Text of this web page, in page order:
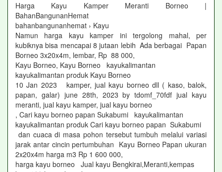
Harga Kayu Kamper Meranti Borneo |
BahanBangunanHemat
bahanbangunanhemat › Kayu
Namun harga kayu kamper ini tergolong mahal, per
kubiknya bisa mencapai 8 jutaan lebih Ada berbagai Papan
Borneo 3x20x4m, lembar, Rp 88 000,
Kayu Borneo, Kayu Borneo kayukalimantan
kayukalimantan produk Kayu Borneo
10 Jan 2023 kamper, jual kayu borneo dll ( kaso, balok,
papan, galar) june 28th, 2023 by tdomf_70fdf jual kayu
meranti, jual kayu kamper, jual kayu borneo
, Cari kayu borneo papan Sukabumi kayukalimantan
kayukalimantan produk Cari kayu borneo papan Sukabumi
dan cuaca di masa pohon tersebut tumbuh melalui variasi
jarak antar cincin pertumbuhan Kayu Borneo Papan ukuran
2x20x4m harga m3 Rp 1 600 000,
harga kayu borneo Jual kayu Bengkirai,Meranti,kempas